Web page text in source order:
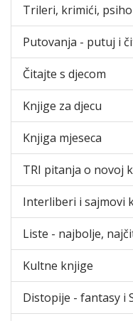
Trileri, krimići,
Putovanja - putuj i
Čitajte s djecom
Knjige za djecu
Knjiga mjeseca
TRI pitanja o novoj
Interliberi i sajmovi
Liste - najbolje,
Kultne knjige
Distopije - fantasy i